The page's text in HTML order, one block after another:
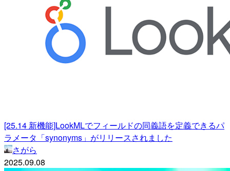
[25.14 新機能]LookMLでフィールドの同義語を定義できるパ
ラメータ「synonyms」がリリースされました
さがら
2025.09.08